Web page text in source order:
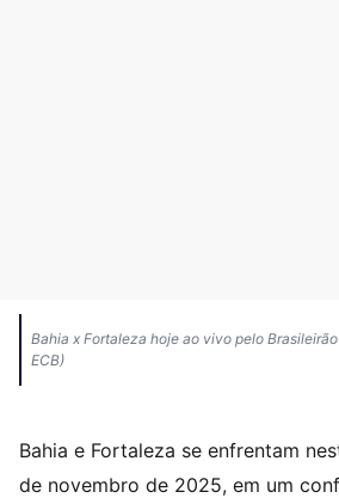
Bahia x Fortaleza hoje ao vivo pelo
ECB)
Bahia e Fortaleza se enfrentam nesta quinta-feira, 20
de novembro de 2025, em um